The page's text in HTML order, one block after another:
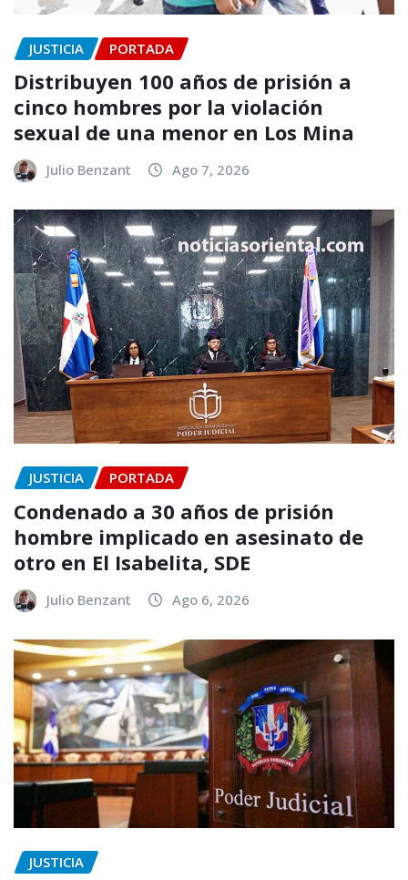
JUSTICIA PORTADA
Distribuyen 100 años de prisión a
cinco hombres por la violación
sexual de una menor en Los Mina
Julio Benzant Ago 7, 2026
JUSTICIA PORTADA
Condenado a 30 años de prisión
hombre implicado en asesinato de
otro en El Isabelita, SDE
Julio Benzant Ago 6, 2026
JUSTICIA